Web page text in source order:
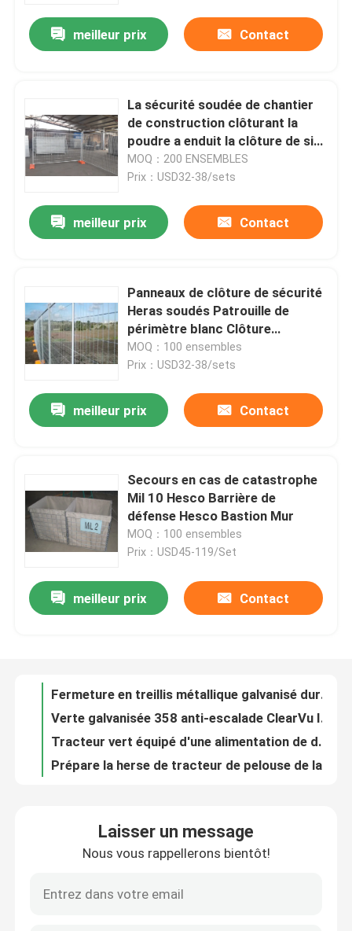
Produits
Visite d'usine
Contrôle de qualité
Contactez-nous
meilleur prix Contact
La sécurité soudée de chantier
de construction clôturant la
poudre a enduit la clôture de site
de Heras
MOQ：200 ENSEMBLES
Prix：USD32-38/sets
meilleur prix Contact
Panneaux de clôture de sécurité
Heras soudés Patrouille de
périmètre blanc Clôture
temporaire
MOQ：100 ensembles
Prix：USD32-38/sets
meilleur prix Contact
Secours en cas de catastrophe
Mil 10 Hesco Barrière de
défense Hesco Bastion Mur
MOQ：100 ensembles
Prix：USD45-119/Set
meilleur prix Contact
Fermeture en treillis métallique galvanisé durable 358 anti-escalade haute sécurité anti-vol
Herse d'entrave de tuf de yard de l'offre 2m de tracteur de herse d'entrave de l'agriculture ATV
Baseball Softball Champ à 4 roues Drag Harrow pour tondeuse à gazon
ATV Drag Harrow Chain Mn65 Mn45 acier à ressort préparation de surf en acier tubulaire lourd
L'écorce de l'herbe à chaîne montée 12' - 3 façons de plier l'écorce de l'herbe à traînée -Double longueur
Résistance à l'escalade 358
Laisser un message
Nous vous rappellerons bientôt!